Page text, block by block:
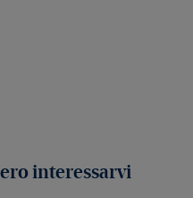
interessarvi